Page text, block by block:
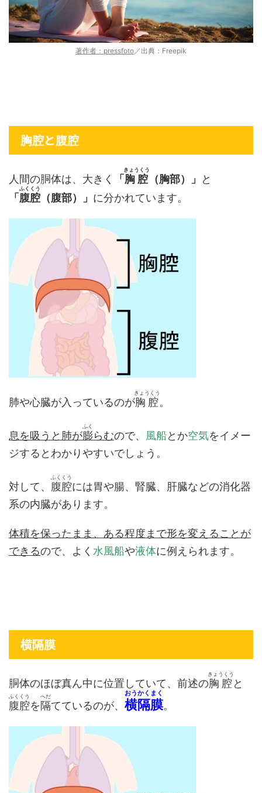
著作者：pressfoto／出典：Freepik
胸腔と腹腔
人間の胴体は、大きく 「 胸腔
きょうくう
（胸部）」
と
「 腹腔
ふくくう
（腹部）」 に分かれています。
肺や心臓が入っているのが胸腔
きょうくう
。
息を吸うと肺が膨
ふく
らむので、 風船とか空気をイメー
ジするとわかりやすいでしょう。
対して、 腹腔
ふくくう
には胃や腸、腎臓、肝臓などの消化器
系の内臓があります。
体積を保ったまま、ある程度まで形を変えることが
できるので、よく 水風船や液体に例えられます。
横隔膜
胴体のほぼ真ん中に位置していて、前述の胸腔
きょうくう
と
腹腔
ふくくう
を隔
へだ
てているのが、 横隔膜
おうかくまく
。